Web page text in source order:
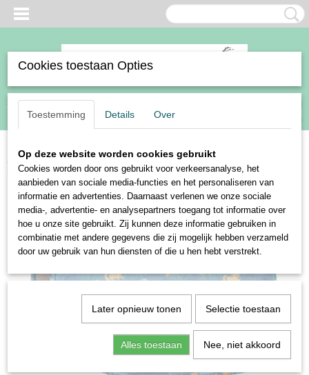
Inloggen Registreren
(0)
Home>Paard>Zadeldekjes> Harry's Horse zadeldek Diva Sea Breeze
Cookies toestaan Opties
Toestemming Details Over
Op deze website worden cookies gebruikt
Cookies worden door ons gebruikt voor verkeersanalyse, het
aanbieden van sociale media-functies en het personaliseren van
informatie en advertenties. Daarnaast verlenen we onze sociale
media-, advertentie- en analysepartners toegang tot informatie over
hoe u onze site gebruikt. Zij kunnen deze informatie gebruiken in
combinatie met andere gegevens die zij mogelijk hebben verzameld
door uw gebruik van hun diensten of die u hen hebt verstrekt.
Later opnieuw tonen Selectie toestaan
Alles toestaan Nee, niet akkoord